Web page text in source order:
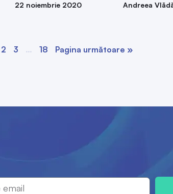
22 noiembrie 2020 Andreea
2 3 … 18 Pagina următoare »